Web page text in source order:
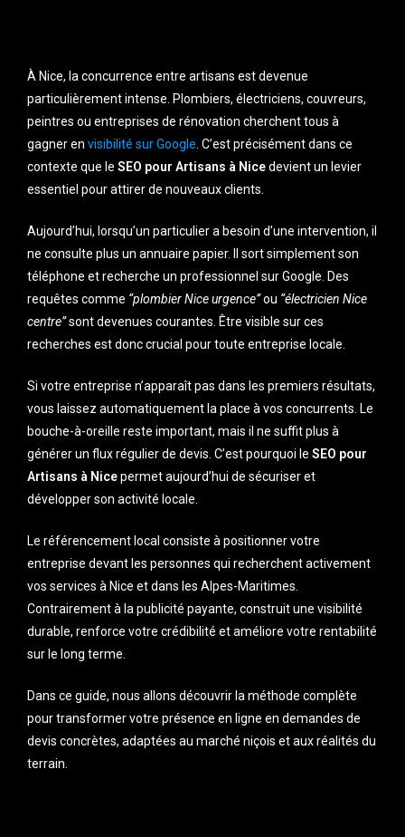
À Nice, la concurrence entre artisans est devenue
particulièrement intense. Plombiers, électriciens, couvreurs,
peintres ou entreprises de rénovation cherchent tous à
gagner en visibilité sur Google. C’est précisément dans ce
contexte que le SEO pour Artisans à Nicedevient un levier
essentiel pour attirer de nouveaux clients.
Aujourd’hui, lorsqu’un particulier a besoin d’une intervention, il
ne consulte plus un annuaire papier. Il sort simplement son
téléphone et recherche un professionnel sur Google. Des
requêtes comme “plombier Nice urgence”ou “électricien Nice
centre”sont devenues courantes. Être visible sur ces
recherches est donc crucial pour toute entreprise locale.
Si votre entreprise n’apparaît pas dans les premiers résultats,
vous laissez automatiquement la place à vos concurrents. Le
bouche-à-oreille reste important, mais il ne suffit plus à
générer un flux régulier de devis. C’est pourquoi le SEO pour
Artisans à Nicepermet aujourd’hui de sécuriser et
développer son activité locale.
Le référencement local consiste à positionner votre
entreprise devant les personnes qui recherchent activement
vos services à Nice et dans les Alpes-Maritimes.
Contrairement à la publicité payante, construit une visibilité
durable, renforce votre crédibilité et améliore votre rentabilité
sur le long terme.
Dans ce guide, nous allons découvrir la méthode complète
pour transformer votre présence en ligne en demandes de
devis concrètes, adaptées au marché niçois et aux réalités du
terrain.